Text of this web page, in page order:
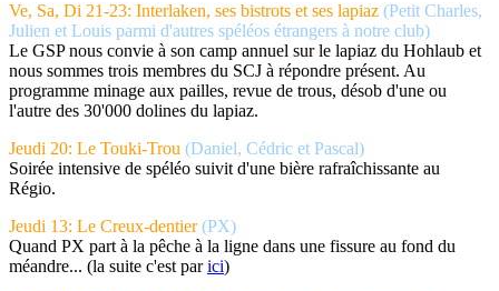
Ve, Sa, Di 21-23: Interlaken, ses bistrots et ses lapiaz (Petit Charles,
Julien et Louis parmi d'autres spéléos étrangers à notre club)
Le GSP nous convie à son camp annuel sur le lapiaz du Hohlaub et
nous sommes trois membres du SCJ à répondre présent. Au
programme minage aux pailles, revue de trous, désob d'une ou
l'autre des 30'000 dolines du lapiaz.
Jeudi 20: Le Touki-Trou (Daniel, Cédric et Pascal)
Soirée intensive de spéléo suivit d'une bière rafraîchissante au
Régio.
Jeudi 13: Le Creux-dentier(PX)
Quand PX part à la pêche à la ligne dans une fissure au fond du
méandre... (la suite c'est parici)